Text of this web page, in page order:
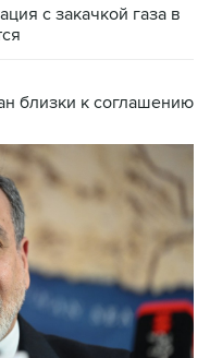
с закачкой газа в
близки к соглашению